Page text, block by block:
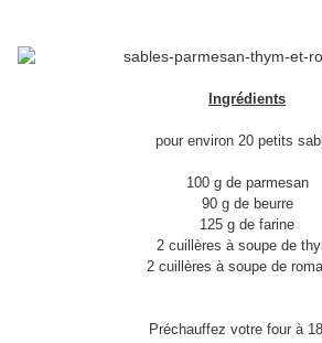
Ingrédients
pour environ 20 petits
100 g de parmesan
90 g de beurre
125 g de farine
2 cuillères à soupe de
2 cuillères à soupe de
Préchauffez votre four à